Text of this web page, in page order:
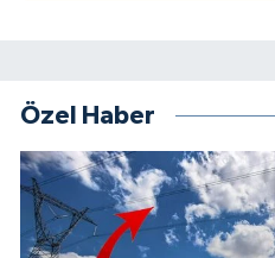
Özel Haber